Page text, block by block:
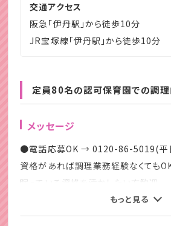
交通アクセス
阪急「伊丹駅」から徒歩10分
JR宝塚線「伊丹駅」から徒歩10分
定員80名の認可保育園での調
メッセージ
●電話応募OK → 0120-86-5019(平
資格があれば調理業務経験なくてもOK
眠っている資格を活かしたい方歓迎。
もっと見る